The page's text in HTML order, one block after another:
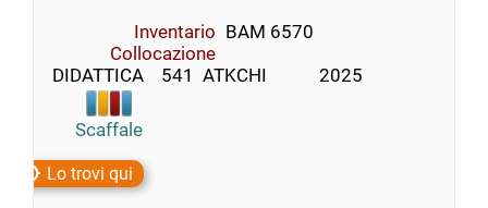
Inventario BAM 6570
Collocazione
DIDATTICA    541  ATKCHI            2025
Scaffale
Lo trovi qui